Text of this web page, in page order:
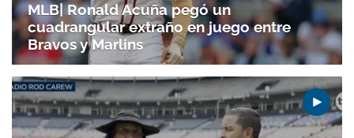
MLB| Ronald Acuña pegó un
cuadrangular extraño en juego entre
Bravos y Marlins